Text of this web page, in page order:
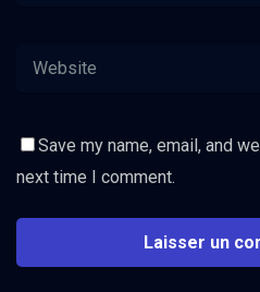
Save my name, email, and
next time I comment.